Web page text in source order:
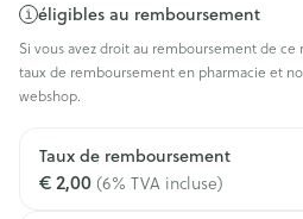
éligibles au remboursement
Si vous avez droit au remboursement de
taux de remboursement en pharmacie et
webshop.
Taux de remboursement
€ 2,00 (6% TVA incluse)